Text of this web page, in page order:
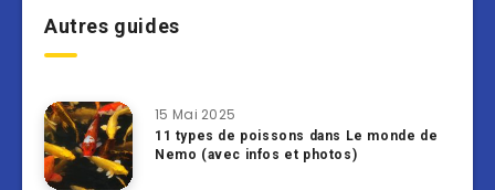
Autres guides
15 Mai 2025
11 types de poissons dans Le monde de
Nemo (avec infos et photos)